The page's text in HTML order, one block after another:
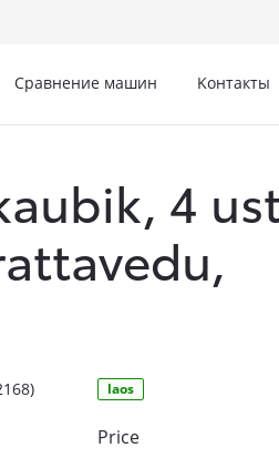
Сравнение машин Kонтакты
4
laos
Price